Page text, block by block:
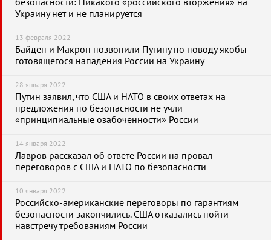
безопасности: Никакого «российского вторжения» на
Украину нет и не планируется
13 февраля 2022
Байден и Макрон позвонили Путину по поводу якобы
готовящегося нападения России на Украину
28 января 2022
Путин заявил, что США и НАТО в своих ответах на
предложения по безопасности не учли
«принципиальные озабоченности» России
14 января 2022
Лавров рассказал об ответе России на провал
переговоров с США и НАТО по безопасности
10 января 2022
Российско-американские переговоры по гарантиям
безопасности закончились. США отказались пойти
навстречу требованиям России